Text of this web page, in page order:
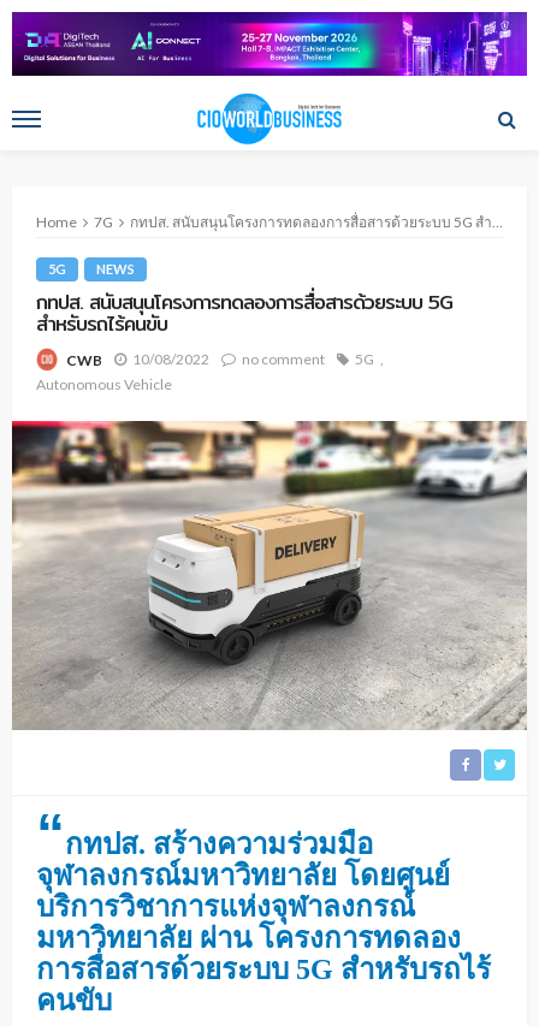
Home 7G กทปส. สนับสนุนโครงการทดลองการสื่อสารด้วยระบบ 5G สำหรับรถไร้คนขับ
5G NEWS
กทปส. สนับสนุนโครงการทดลองการสื่อสารด้วยระบบ 5G
สำหรับรถไร้คนขับ
CWB 10/08/2022 no comment
5G
Autonomous Vehicle
“กทปส. สร้างความร่วมมือ
จุฬาลงกรณ์มหาวิทยาลัย โดยศูนย์
บริการวิชาการแห่งจุฬาลงกรณ์
มหาวิทยาลัย ผ่าน โครงการทดลอง
การสื่อสารด้วยระบบ 5G สำหรับรถไร้
คนขับ